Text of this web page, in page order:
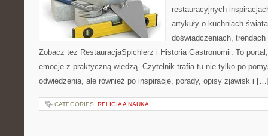
restauracyjnych
artykuły o kuchniach
doświadczeniach,
Zobacz też RestauracjaSpichlerz i Historia Gastronomii. To
emocje z praktyczną wiedzą. Czytelnik trafia tu nie tylko po
odwiedzenia, ale również po inspiracje, porady, opisy zjawisk i
CATEGORIES: RELIGIA A NAUKA